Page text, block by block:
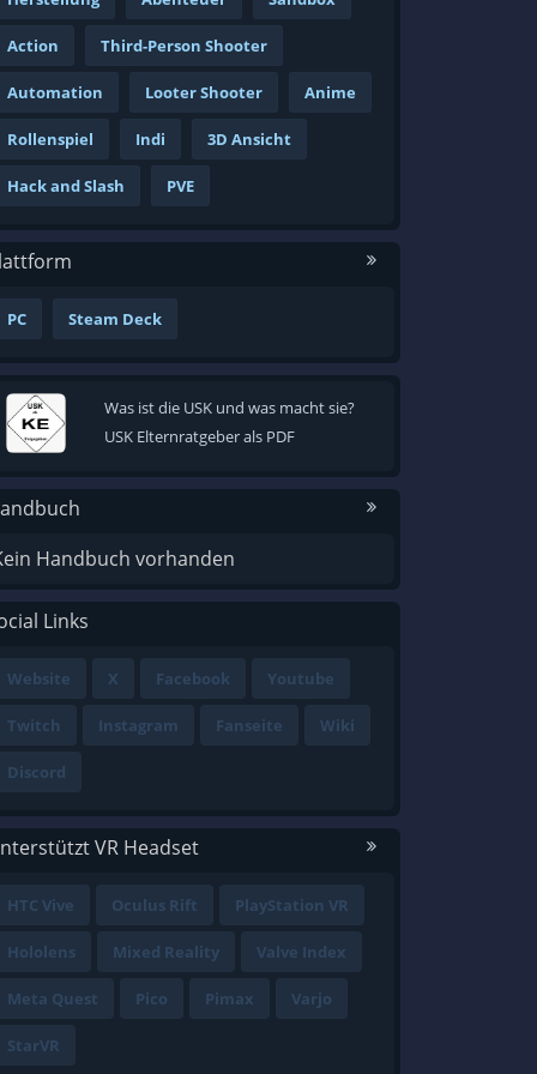
Action Third-Person Shooter
Automation Looter Shooter Anime
Rollenspiel Indi 3D Ansicht
Hack and Slash PVE
PC Steam Deck
Was ist die USK und was macht sie?
USK Elternratgeber als PDF
Handbuch vorhanden
Links
Website X Facebook Youtube
Twitch Instagram Fanseite Wiki
Discord
VR Headset
HTC Vive Oculus Rift PlayStation VR
Hololens Mixed Reality Valve Index
Meta Quest Pico Pimax Varjo
StarVR